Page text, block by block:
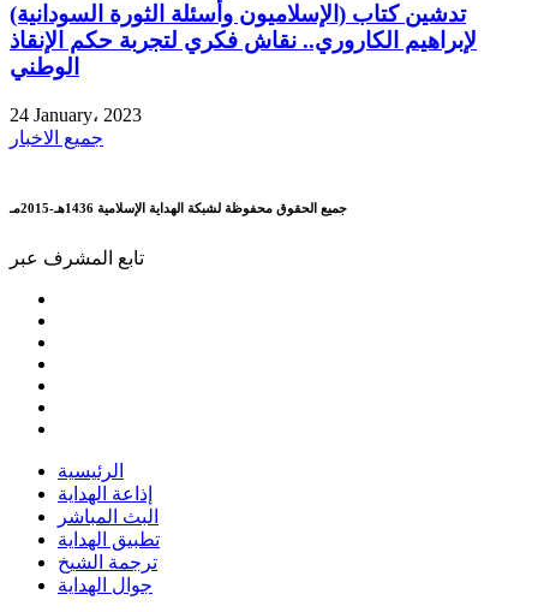
تدشين كتاب (الإسلاميون وأسئلة الثورة السودانية)
لإبراهيم الكاروري.. نقاش فكري لتجربة حكم الإنقاذ
الوطني
24 January، 2023
جميع الاخبار
جميع الحقوق محفوظة لشبكة الهداية الإسلامية 1436هـ-2015مـ
تابع المشرف عبر
الرئيسية
إذاعة الهداية
البث المباشر
تطبيق الهداية
ترجمة الشيخ
جوال الهداية